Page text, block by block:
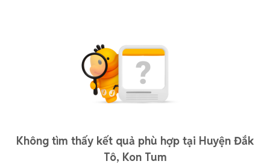
Không tìm thấy kết quả phù hợp tại Huyện Đắk
Tô, Kon Tum